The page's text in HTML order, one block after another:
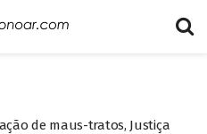
de maus-tratos, Justiça